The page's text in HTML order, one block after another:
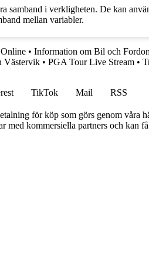
samband i verkligheten. De kan
mellan variabler.
• Information om Bil och Fordon
Västervik • PGA Tour Live Stream •
TikTok Mail
RSS
för köp som görs genom våra
med kommersiella partners och kan